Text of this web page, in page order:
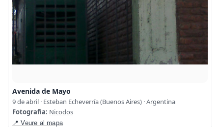
Avenida de Mayo
9 de abril · Esteban Echeverría (Buenos Aires) · Argentina
Fotografia: Nicodos
📍 Veure al mapa